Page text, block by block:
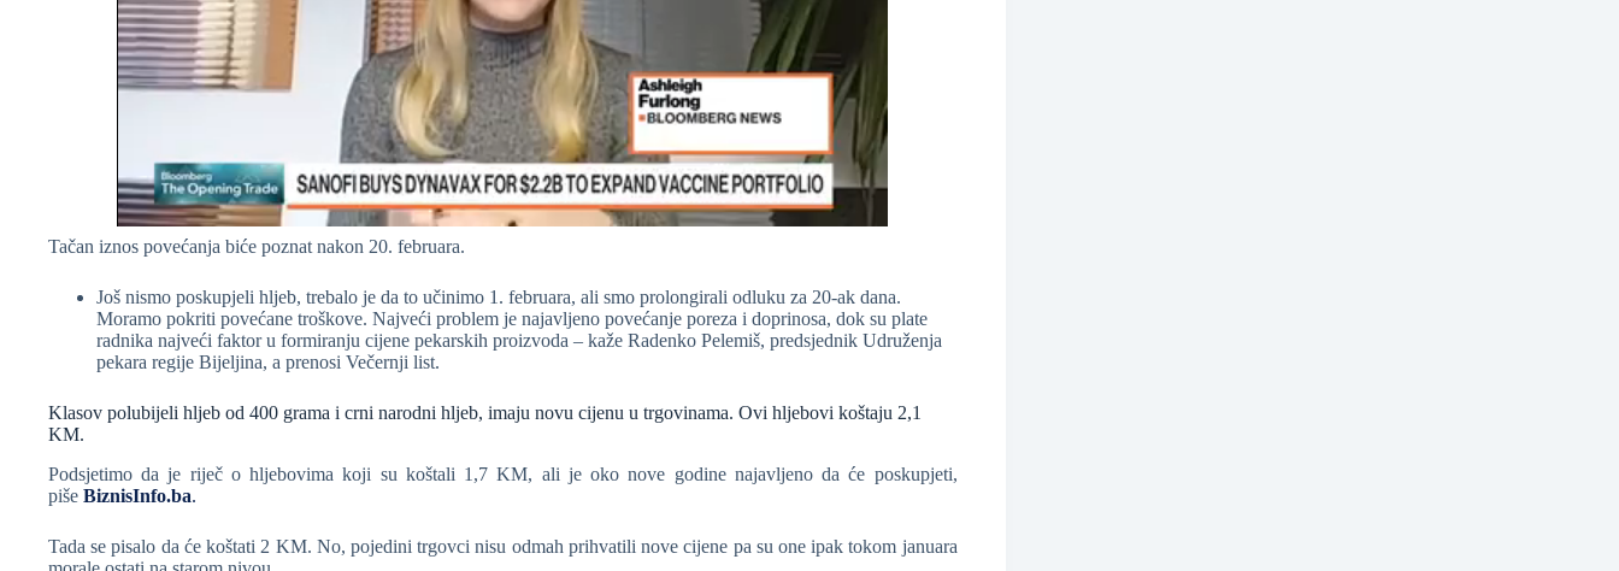
Tačan iznos povećanja biće poznat nakon 20. februara.
Još nismo poskupjeli hljeb, trebalo je da to učinimo 1. februara, ali smo prolongirali odluku za 20-ak dana.
Moramo pokriti povećane troškove. Najveći problem je najavljeno povećanje poreza i doprinosa, dok su plate
radnika najveći faktor u formiranju cijene pekarskih proizvoda – kaže Radenko Pelemiš, predsjednik Udruženja
pekara regije Bijeljina, a prenosi Večernji list.
Klasov polubijeli hljeb od 400 grama i crni narodni hljeb, imaju novu cijenu u trgovinama. Ovi hljebovi koštaju 2,1
KM.
Podsjetimo da je riječ o hljebovima koji su koštali 1,7 KM, ali je oko nove godine najavljeno da će poskupjeti,
piše BiznisInfo.ba.
Tada se pisalo da će koštati 2 KM. No, pojedini trgovci nisu odmah prihvatili nove cijene pa su one ipak tokom januara